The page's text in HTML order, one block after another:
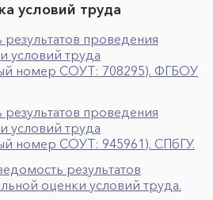
условий труда
проведения
условий труда
номер СОУТ: 708295). ФГБОУ
проведения
условий труда
номер СОУТ: 945961). СПбГУ.
результатов
оценки условий труда.